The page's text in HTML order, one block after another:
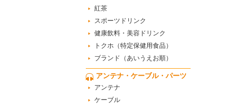
紅茶
スポーツドリンク
健康飲料・美容ドリンク
トクホ（特定保健用食品）
ブランド（あいうえお順）
アンテナ・ケーブル・パーツ
アンテナ
ケーブル